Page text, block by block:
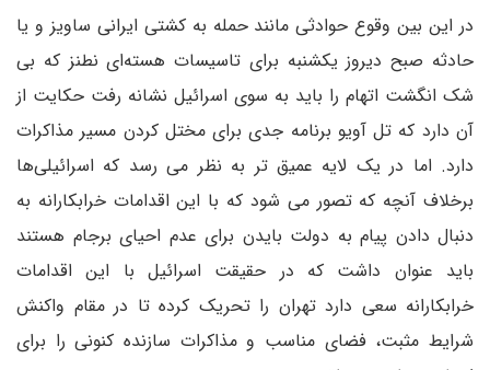
در این بین وقوع حوادثی مانند حمله به کشتی ایرانی ساویز و یا
حادثه صبح دیروز یکشنبه برای تاسیسات هسته‌ای نطنز که بی
شک انگشت اتهام را باید به سوی اسرائیل نشانه رفت حکایت از
آن دارد که تل آویو برنامه جدی برای مختل کردن مسیر مذاکرات
دارد. اما در یک لایه عمیق تر به نظر می رسد که اسرائیلی‌ها
برخلاف آنچه که تصور می شود که با این اقدامات خرابکارانه به
دنبال دادن پیام به دولت بایدن برای عدم احیای برجام هستند
باید عنوان داشت که در حقیقت اسرائیل با این اقدامات
خرابکارانه سعی دارد تهران را تحریک کرده تا در مقام واکنش
شرایط مثبت، فضای مناسب و مذاکرات سازنده کنونی را برای